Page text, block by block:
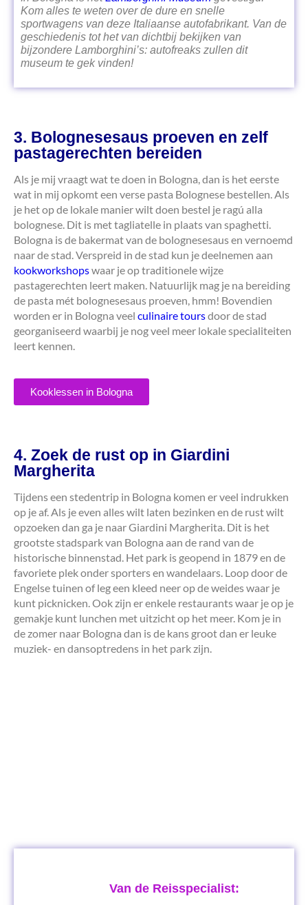
Kom alles te weten over de dure en snelle
sportwagens van deze Italiaanse autofabrikant. Van de
geschiedenis tot het van dichtbij bekijken van
bijzondere Lamborghini’s: autofreaks zullen dit
museum te gek vinden!
3. Bolognesesaus proeven en zelf
pastagerechten bereiden
Als je mij vraagt wat te doen in Bologna, dan is het eerste
wat in mij opkomt een verse pasta Bolognese bestellen. Als
je het op de lokale manier wilt doen bestel je ragú alla
bolognese. Dit is met tagliatelle in plaats van spaghetti.
Bologna is de bakermat van de bolognesesaus en vernoemd
naar de stad. Verspreid in de stad kun je deelnemen aan
kookworkshopswaar je op traditionele wijze
pastagerechten leert maken. Natuurlijk mag je na bereiding
de pasta mét bolognesesaus proeven, hmm! Bovendien
worden er in Bologna veel culinaire toursdoor de stad
georganiseerd waarbij je nog veel meer lokale specialiteiten
leert kennen.
Kooklessen in Bologna
4. Zoek de rust op in Giardini
Margherita
Tijdens een stedentrip in Bologna komen er veel indrukken
op je af. Als je even alles wilt laten bezinken en de rust wilt
opzoeken dan ga je naar Giardini Margherita. Dit is het
grootste stadspark van Bologna aan de rand van de
historische binnenstad. Het park is geopend in 1879 en de
favoriete plek onder sporters en wandelaars. Loop door de
Engelse tuinen of leg een kleed neer op de weides waar je
kunt picknicken. Ook zijn er enkele restaurants waar je op je
gemakje kunt lunchen met uitzicht op het meer. Kom je in
de zomer naar Bologna dan is de kans groot dan er leuke
muziek- en dansoptredens in het park zijn.
Van de Reisspecialist: